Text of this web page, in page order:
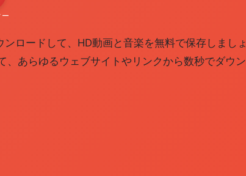
ー
ロードして、HD動画と音楽を無料で保存しましょ
、あらゆるウェブサイトやリンクから数秒でダウン